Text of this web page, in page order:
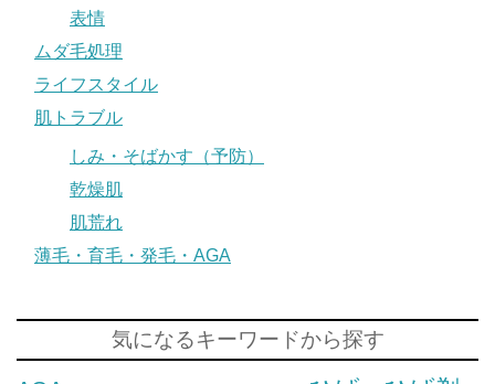
表情
ムダ毛処理
ライフスタイル
肌トラブル
しみ・そばかす（予防）
乾燥肌
肌荒れ
薄毛・育毛・発毛・AGA
気になるキーワードから探す